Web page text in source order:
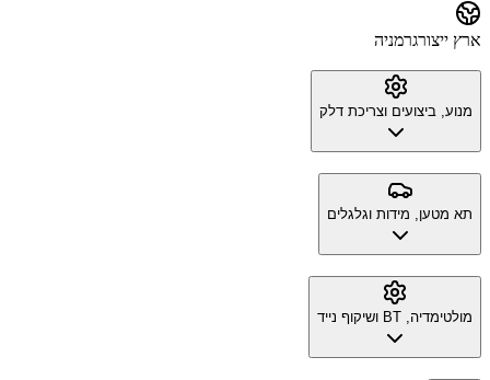
ארץ ייצורגרמניה
מנוע, ביצועים וצריכת דלק
תא מטען, מידות וגלגלים
מולטימדיה, BT ושיקוף נייד